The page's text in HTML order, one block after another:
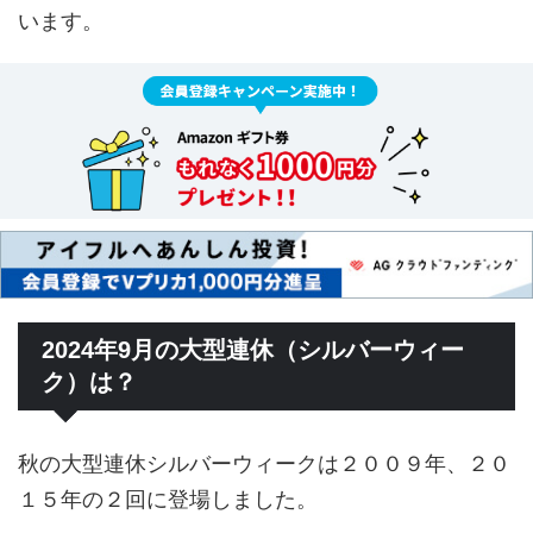
います。
2024年9月の大型連休（シルバーウィー
ク）は？
秋の大型連休シルバーウィークは２００９年、２０
１５年の２回に登場しました。